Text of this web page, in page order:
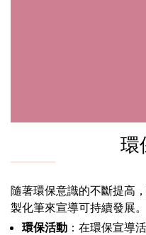
環
隨著環保意識的不斷提高
製化筆來宣導可持續發展。
環保活動 ：在環保宣導